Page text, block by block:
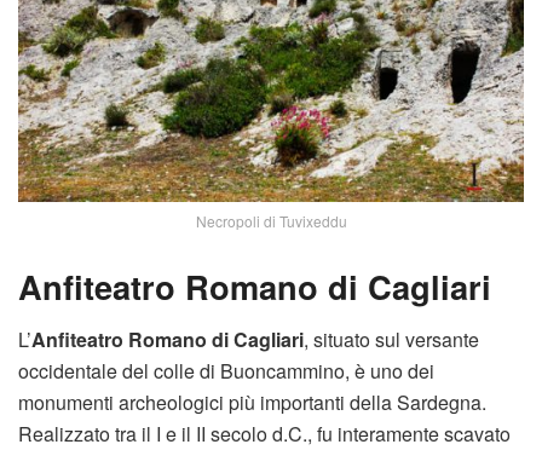
Necropoli di Tuvixeddu
Anfiteatro Romano di Cagliari
L’Anfiteatro Romano di Cagliari, situato sul versante
occidentale del colle di Buoncammino, è uno dei
monumenti archeologici più importanti della Sardegna.
Realizzato tra il I e il II secolo d.C., fu interamente scavato